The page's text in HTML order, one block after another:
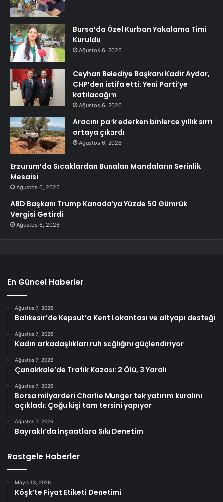
Bursa’da Özel Kurban Yakalama Timi
Kuruldu
Ağustos 6, 2026
Ceyhan Belediye Başkanı Kadir Aydar,
CHP’den istifa etti: Yeni Parti’ye
katılacağım
Ağustos 6, 2026
Aracını park ederken binlerce yıllık sırrı
ortaya çıkardı
Ağustos 6, 2026
Erzurum’da Sıcaklardan Bunalan Mandaların Serinlik
Mesaisi
Ağustos 6, 2026
ABD Başkanı Trump Kanada’ya Yüzde 50 Gümrük
Vergisi Getirdi
Ağustos 6, 2026
En Güncel Haberler
Ağustos 7, 2026
Balıkesir’de Kepsut’a Kent Lokantası ve altyapı desteği
Ağustos 7, 2026
Kadın arkadaşlıkları ruh sağlığını güçlendiriyor
Ağustos 7, 2026
Çanakkale’de Trafik Kazası: 2 Ölü, 3 Yaralı
Ağustos 7, 2026
Borsa milyarderi Charlie Munger tek yatırım kuralını
açıkladı: Çoğu kişi tam tersini yapıyor
Ağustos 7, 2026
Bayraklı’da İnşaatlara Sıkı Denetim
Rastgele Haberler
Mayıs 13, 2026
Köşk’te Fiyat Etiketi Denetimi